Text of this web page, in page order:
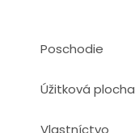
Poschodie
Úžitková plocha
Vlastníctvo